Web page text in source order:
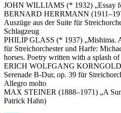
JOHN WILLIAMS (* 1932) „Essay
BERNARD HERRMANN
Auszüge aus der Suite für
Schlagzeug
PHILIP GLASS (* 1937) „Mishima.
für Streichorchester und Harfe:
horses. Poetry written with a splash
ERICH WOLFGANG KORNGOLD
Serenade B-Dur, op. 39 für
Allegro molto
MAX STEINER (1888–1971) „A
Patrick Hahn)